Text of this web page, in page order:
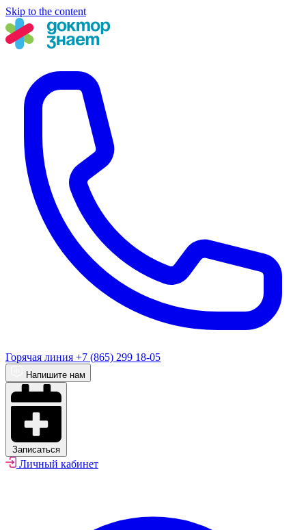
Skip to the content
Горячая линия +7 (865) 299 18-05
Напишите нам
Записаться
Личный кабинет